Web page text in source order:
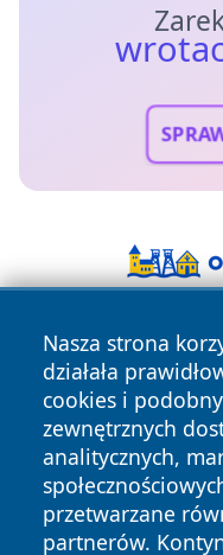
Nasza strona
działała
cookies i
zewnętrznych
analitycznych,
przetwarzane
partnerów.
Copyright © 2026
zastrzeżone.